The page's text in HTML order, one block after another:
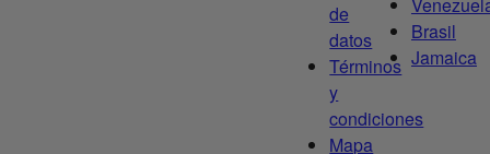
de
datos
Términos
y
condiciones
Mapa
Brasil
Jamaica